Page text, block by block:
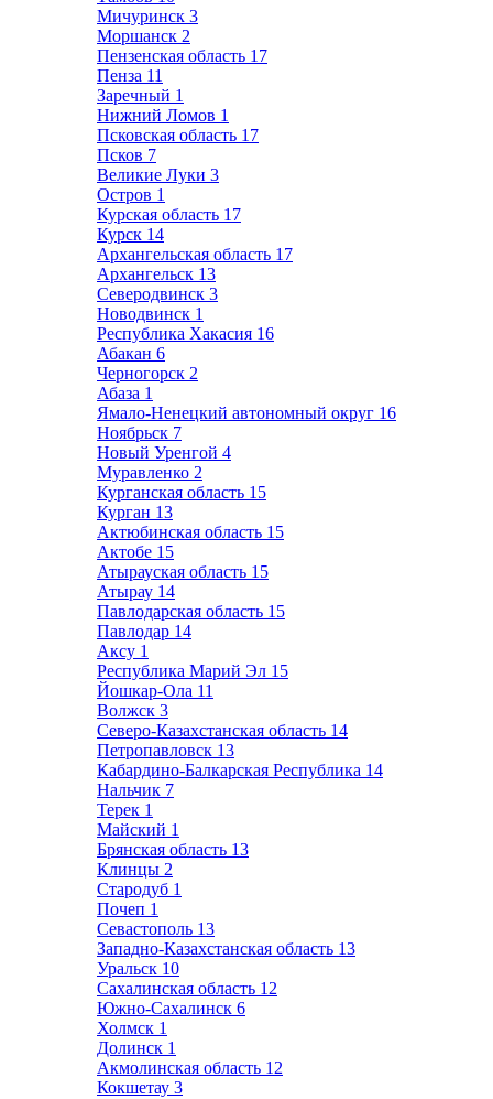
Мичуринск 3
Моршанск 2
Пензенская область 17
Пенза 11
Заречный 1
Нижний Ломов 1
Псковская область 17
Псков 7
Великие Луки 3
Остров 1
Курская область 17
Курск 14
Архангельская область 17
Архангельск 13
Северодвинск 3
Новодвинск 1
Республика Хакасия 16
Абакан 6
Черногорск 2
Абаза 1
Ямало-Ненецкий автономный округ 16
Ноябрьск 7
Новый Уренгой 4
Муравленко 2
Курганская область 15
Курган 13
Актюбинская область 15
Актобе 15
Атырауская область 15
Атырау 14
Павлодарская область 15
Павлодар 14
Аксу 1
Республика Марий Эл 15
Йошкар-Ола 11
Волжск 3
Северо-Казахстанская область 14
Петропавловск 13
Кабардино-Балкарская Республика 14
Нальчик 7
Терек 1
Майский 1
Брянская область 13
Клинцы 2
Стародуб 1
Почеп 1
Севастополь 13
Западно-Казахстанская область 13
Уральск 10
Сахалинская область 12
Южно-Сахалинск 6
Холмск 1
Долинск 1
Акмолинская область 12
Кокшетау 3